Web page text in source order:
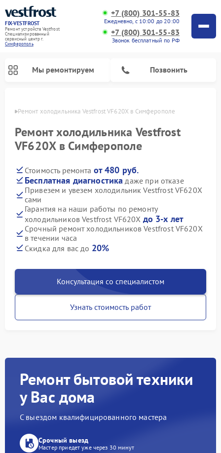
FIX-VESTFROST
Ремонт устройств Vestfrost
Специализированный
cервисный центр г.
Симферополь
+7 (800) 301-55-83
Ежедневно, с 10:00 до 20:00
+7 (800) 301-55-83
Звонок бесплатный по РФ
Мы ремонтируем Позвонить
Ремонт холодильника Vestfrost VF620X в Симферополе
Ремонт холодильника Vestfrost
VF620X в Симферополе
Стоимость ремонта от 480 руб.
Бесплатная диагностика даже при отказе
Привезем и увезем холодильник Vestfrost VF620X
сами
Гарантия на наши работы по ремонту
холодильников Vestfrost VF620X до 3-х лет
Срочный ремонт холодильников Vestfrost VF620X
в течении часа
Скидка для вас до 20%
Консультация со специалистом
Узнать стоимость работ
Ремонт бытовой техники
у Вас дома
С выездом квалифицированного мастера
Срочный выезд
Мастер приедет уже через 30 минут